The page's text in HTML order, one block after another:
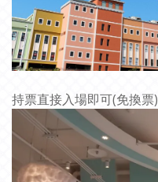
持票直接入場即可(免換票)